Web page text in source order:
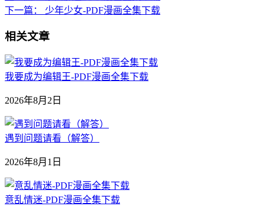
下一篇：
少年少女-PDF漫画全集下载
相关文章
我要成为编辑王-PDF漫画全集下载
2026年8月2日
遇到问题请看（解答）
2026年8月1日
意乱情迷-PDF漫画全集下载